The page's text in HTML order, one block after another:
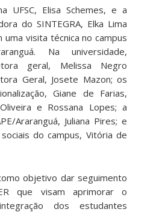
UFSC, Elisa Schemes, e a
do SINTEGRA, Elka Lima
visita técnica no campus
Na universidade,
geral, Melissa Negro
Geral, Josete Mazon; os
Giane de Farias,
e Rossana Lopes; a
Araranguá, Juliana Pires; e
do campus, Vitória de
objetivo dar seguimento
que visam aprimorar o
dos estudantes